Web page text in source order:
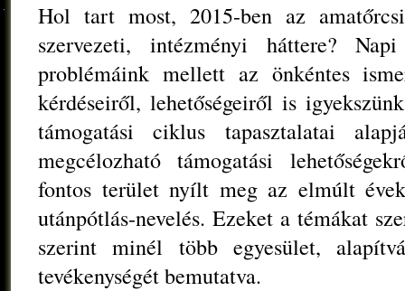
Hol tart most, 2015-ben az
szervezeti, intézményi háttere?
problémáink mellett az önkéntes
kérdéseiről, lehetőségeiről is
támogatási ciklus tapasztalatai
megcélozható támogatási
fontos terület nyílt meg az elmúlt
utánpótlás-nevelés. Ezeket a témákat
szerint minél több egyesület,
tevékenységét bemutatva.